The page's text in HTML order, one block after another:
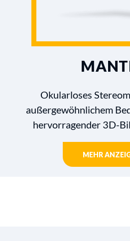
Okularloses
außergewöhnlichem
hervorragender 3D-
MEHR